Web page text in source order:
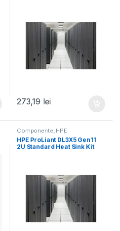
273,19 lei
Componente HPE
HPE ProLiant DL3X5 Gen11
2U Standard Heat Sink Kit